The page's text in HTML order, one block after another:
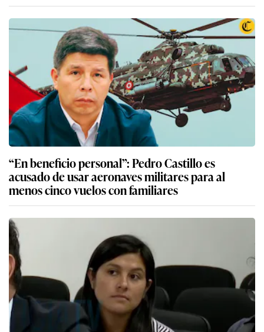
“En beneficio personal”: Pedro Castillo es
acusado de usar aeronaves militares para al
menos cinco vuelos con familiares